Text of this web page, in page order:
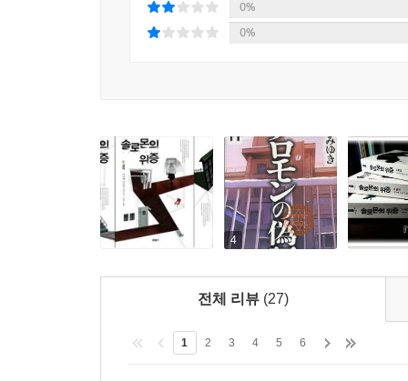
게임의 종착지. 배심원들의 천칭은 과연 어느 쪽으
현실적으로 그려진다. 필연적으로 미스터리적 요
보다 폭넓은 인간상을 만들어내는 데 성공했다.
사회와 가정의 어둠을 파헤친 희대의 재판극
성장과 치유의 메시지가 응축된 현대 미스터리의
『솔로몬의 위증』의 시대적 배경이기도 한
지각해서 뛰어오던 한 여학생이 지도교사가
교내재판이라는 파격적인 설정의 힌트를 얻었
0%
0%
4
전체 리뷰 (27)
1 2 3 4 5 6